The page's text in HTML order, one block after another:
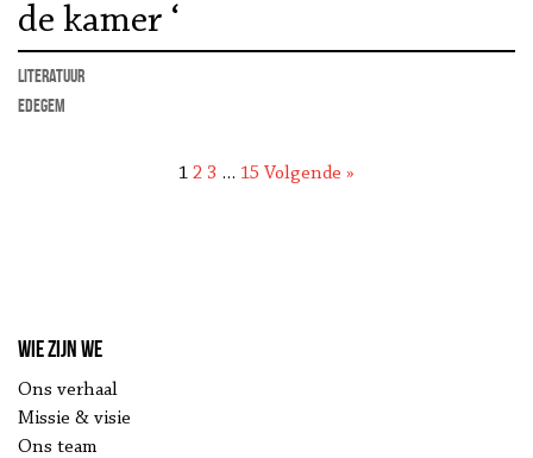
de kamer ‘
literatuur
Edegem
1 2 3 … 15 Volgende »
Wie zijn we
Ons verhaal
Missie & visie
Ons team